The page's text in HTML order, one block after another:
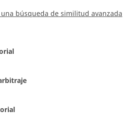
búsqueda de similitud avanzada